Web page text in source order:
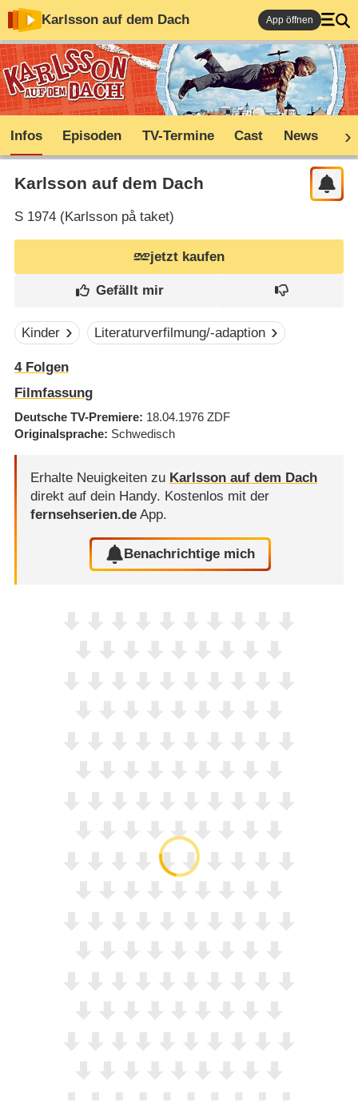
Karlsson auf dem Dach App öffnen
Infos Episoden TV-Termine Cast News
Karlsson auf dem Dach
S1974 (Karlsson på taket)
jetzt kaufen
Kinder Literaturverfilmung/-adaption
4Folgen
Filmfassung
Deutsche TV-Premiere 18.04.1976 ZDF
Originalsprache Schwedisch
Erhalte Neuigkeiten zu Karlsson auf dem Dach
direkt auf dein Handy. Kostenlos mit der
fernsehserien.deApp.
Benachrichtige mich